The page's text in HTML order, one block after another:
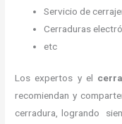
Servicio de
Cerraduras
etc
Los expertos y el
recomiendan y
cerradura, logrando